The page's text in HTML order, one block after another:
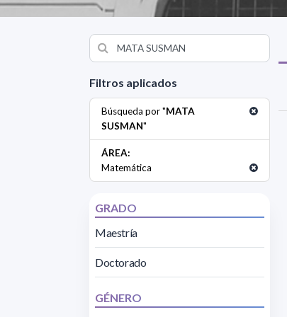
Filtros aplicados
Búsqueda por "MATA
SUSMAN"
ÁREA:
Matemática
GRADO
Maestría
Doctorado
GÉNERO